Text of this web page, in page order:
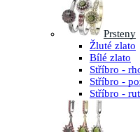
Prsteny
Žluté zlato
Bílé zlato
Stříbro -
Stříbro -
Stříbro -